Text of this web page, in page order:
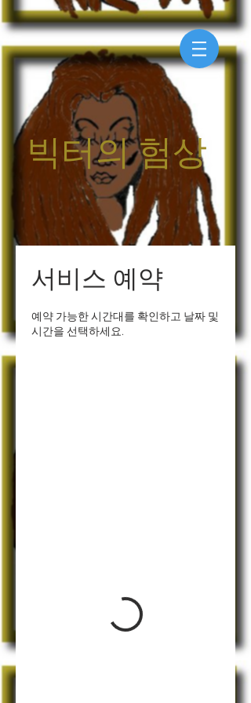
빅터의 험상
서비스 예약
예약 가능한 시간대를 확인하고 날짜 및
시간을 선택하세요.